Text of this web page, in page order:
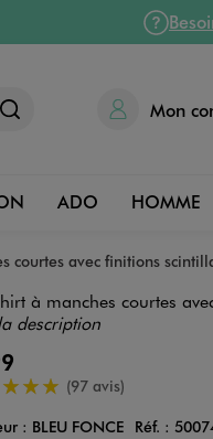
Mon
ADO HOMME
courtes avec finitions
à manches courtes
description
moyenne(97 avis)
: BLEU FONCE Réf. :